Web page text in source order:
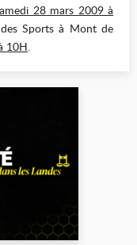
28 mars 2009 à
Sports à Mont de
10H.